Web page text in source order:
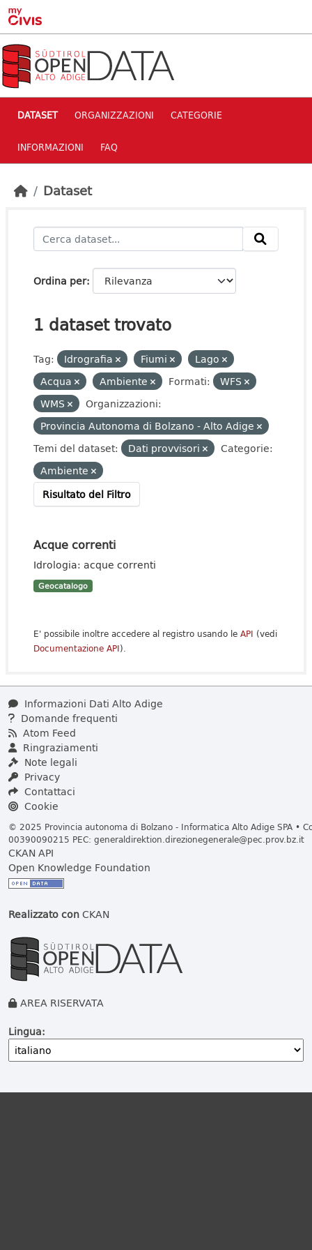
Skip to main content
DATASET ORGANIZZAZIONI CATEGORIE
INFORMAZIONI FAQ
Dataset
Ordina per
1 dataset trovato
Tag: Idrografia Fiumi
Lago
Acqua
Ambiente Formati:
WFS
WMS
Organizzazioni:
Provincia Autonoma di Bolzano - Alto Adige
Temi del dataset:
Dati provvisori
Categorie:
Ambiente
Risultato del Filtro
Acque correnti
Idrologia: acque correnti
Geocatalogo
E' possibile inoltre accedere al registro usando le API (vedi
Documentazione API).
Informazioni Dati Alto Adige
Domande frequenti
Atom Feed
Ringraziamenti
Note legali
Privacy
Contattaci
Cookie
© 2025 Provincia autonoma di Bolzano - Informatica Alto Adige SPA •
00390090215 PEC: generaldirektion.direzionegenerale@pec.prov.bz.it
CKAN API
Open Knowledge Foundation
Realizzato conCKAN
AREA RISERVATA
Lingua